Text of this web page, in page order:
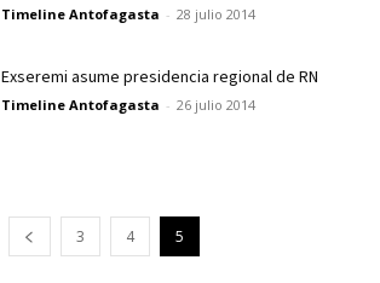
Timeline Antofagasta - 28 julio 2014
Exseremi asume presidencia regional de RN
Timeline Antofagasta - 26 julio 2014
3 4 5